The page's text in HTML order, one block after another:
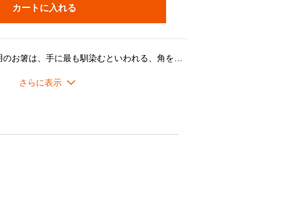
カートに入れる
能です。「包装紙」をお選びいただいた場合でも、「不織布ギフトバッグ」でのお届けとなります。ご了承ください。